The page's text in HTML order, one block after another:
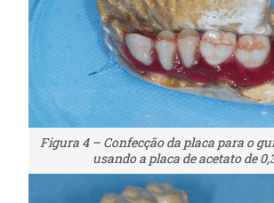
Figura 4 – Confecção da placa para o
usando a placa de acetato de